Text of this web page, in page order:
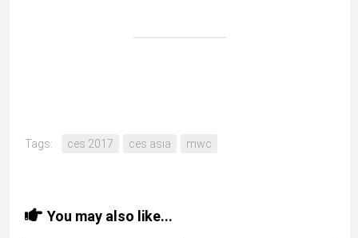
Tags: ces 2017 ces asia mwc
You may also like...